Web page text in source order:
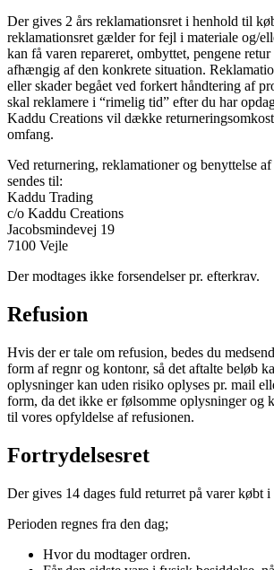
Der gives 2 års reklamationsret i henhold til
reklamationsret gælder for fejl i materiale og/
kan få varen repareret, ombyttet, pengene
afhængig af den konkrete situation.
eller skader begået ved forkert håndtering af
skal reklamere i “rimelig tid” efter du har
Kaddu Creations vil dække
omfang.
Ved returnering, reklamationer og benyttelse
sendes til:
Kaddu Trading
c/o Kaddu Creations
Jacobsmindevej 19
7100 Vejle
Der modtages ikke forsendelser pr. efterkrav.
Refusion
Hvis der er tale om refusion, bedes du
form af regnr og kontonr, så det aftalte beløb
oplysninger kan uden risiko oplyses pr. mail
form, da det ikke er følsomme oplysninger og
til vores opfyldelse af refusionen.
Fortrydelsesret
Der gives 14 dages fuld returret på varer købt i
Perioden regnes fra den dag;
Hvor du modtager ordren.